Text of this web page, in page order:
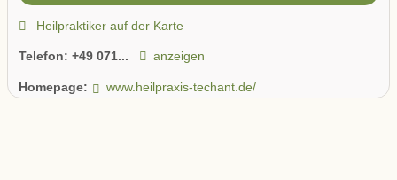
Heilpraktiker auf der Karte
Telefon: +49 071... anzeigen
Homepage: www.heilpraxis-techant.de/